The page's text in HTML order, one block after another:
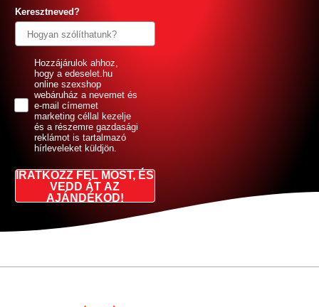
Keresztneved?
GDPRHozzájárulok ahhoz,
hogy a edeselet.hu
online szexshop
webáruház a nevemet és
e-mail címemet
marketing céllal kezelje
és a részemre gazdasági
reklámot is tartalmazó
hírleveleket küldjön.
IRATKOZZ FEL MOST, ÉS
VEDD ÁT AZ
AJÁNDÉKOD!